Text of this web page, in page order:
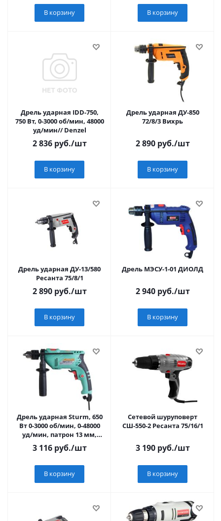
В корзину В корзину
Дрель ударная IDD-750,
750 Вт, 0-3000 об/мин, 48000
уд/мин// Denzel
2 836руб./шт
В корзину
Дрель ударная ДУ-850
72/8/3 Вихрь
2 890руб./шт
В корзину
Дрель ударная ДУ-13/580
Ресанта 75/8/1
2 890руб./шт
В корзину
Дрель МЭСУ-1-01 ДИОЛД
2 940руб./шт
В корзину
Дрель ударная Sturm, 650
Вт 0-3000 об/мин, 0-48000
уд/мин, патрон 13 мм,
регул. обор.
3 116руб./шт
В корзину
Сетевой шуруповерт
СШ-550-2 Ресанта 75/16/1
3 190руб./шт
В корзину